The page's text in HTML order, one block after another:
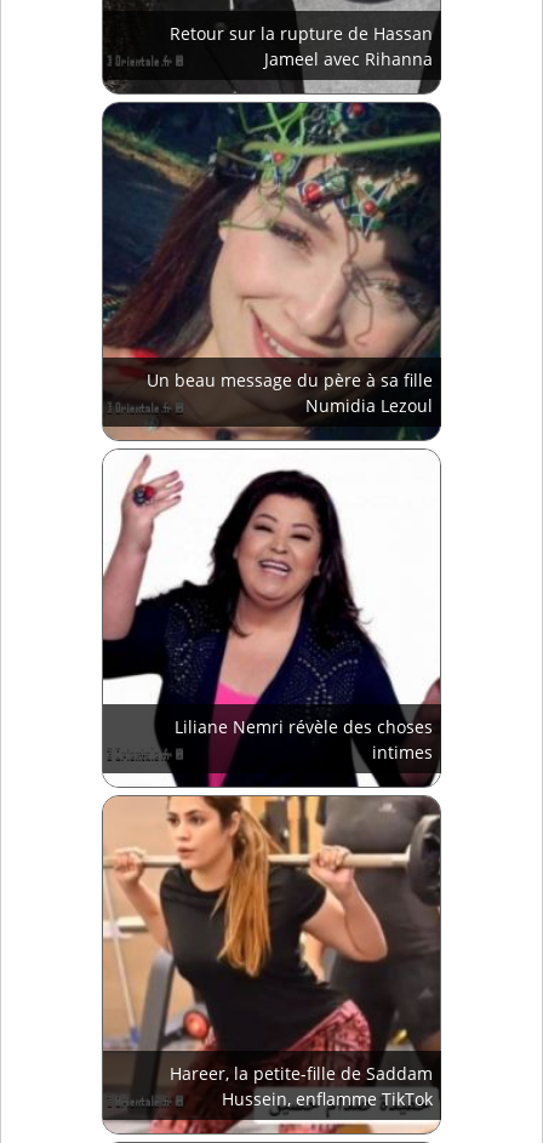
Retour sur la rupture de Hassan
Jameel avec Rihanna
Un beau message du père à sa fille
Numidia Lezoul
Liliane Nemri révèle des choses
intimes
Hareer, la petite-fille de Saddam
Hussein, enflamme TikTok